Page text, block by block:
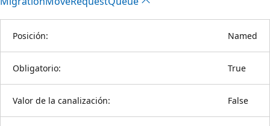
Posición: Named
Obligatorio: True
Valor de la canalización: False